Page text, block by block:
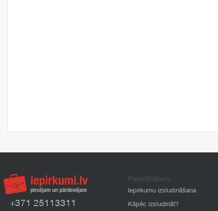
+371 25113311
Pasūtītājiem
Iepirkumu izsludināšana
Kāpēc izsludināt?